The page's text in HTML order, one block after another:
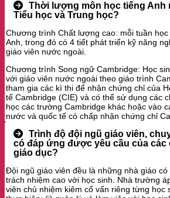
Thời lượng môn học tiếng Anh
Tiểu học và Trung học?
Chương trình Chất lượng cao: mỗi tuần học
Anh, trong đó có 4 tiết phát triển kỹ năng
giáo viên nước ngoài.
Chương trình Song ngữ Cambridge: Học
với giáo viên nước ngoài theo giáo trình
tham gia các kì thi để nhận chứng chỉ của
tế Cambridge (CIE) và có thể sử dụng các
học các trường Cambridge khác hoặc vào
nước và quốc tế có chấp nhận chứng chỉ
Trình độ đội ngũ giáo viên,
có đáp ứng được yêu cầu của
giáo dục?
Đội ngũ giáo viên đều là những nhà giáo
trách nhiệm cao với học sinh. Nhà trường
viên chủ nhiệm kiêm cố vấn riêng từng học